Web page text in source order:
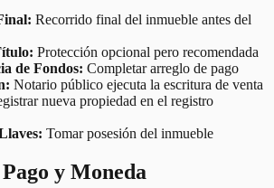
Recorrido final del inmueble antes del
Protección opcional pero recomendada
de Fondos: Completar arreglo de pago
Notario público ejecuta la escritura de venta
nueva propiedad en el registro
Tomar posesión del inmueble
y Moneda